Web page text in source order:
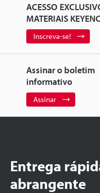
ACESSO
MATERIAIS
Inscreva-se!
Assinar o boletim
informativo
Assinar
Entrega
abrangente